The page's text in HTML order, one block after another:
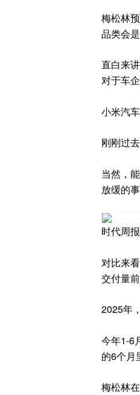
梅松林
品类会
直白来
对于车
小米汽
刚刚过
当然，
放缓的
时代周
对比来
交付量
2025年
今年1-6
的6个月
梅松林